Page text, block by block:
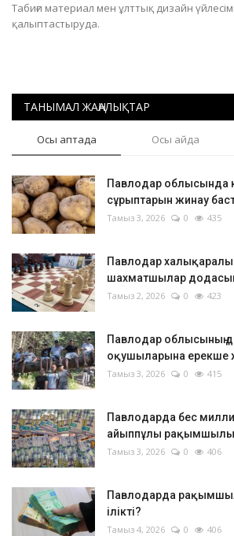
OFFICIAL
Тілді тандаңыз
Қазақша Русский
Табиғи материал мен ұлттық дизайн
қалыптастыруда.
ТАНЫМАЛ ЖАҢАЛЫҚТАР
Осы аптада Осы айда
Павлодар облысында
сұрыптарын жинау
Тамыз 3, 2026 0 435
Павлодар
шахматшылар
Тамыз 2, 2026 0 423
Павлодар облысының
оқушыларына ерекше
Тамыз 3, 2026 0 415
Павлодарда бес
айыппұлы
Тамыз 3, 2026 0 406
Павлодарда
ілікті?
Тамыз 4, 2026 0 406